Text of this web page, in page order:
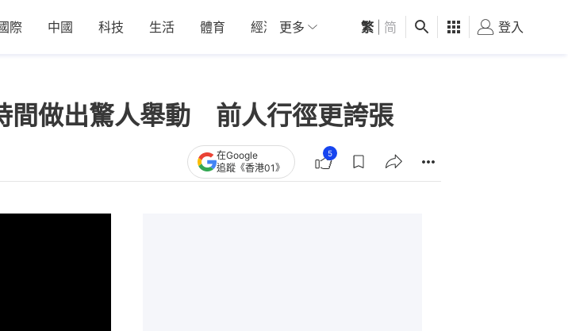
際 中國 科技 生活 體育 經濟 01深圳 觀點 健康 好食玩飛
更多 繁 简 登入
做出驚人舉動 前人行徑更誇張
在Google
追蹤《香港01》
5